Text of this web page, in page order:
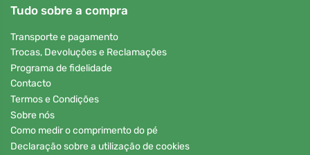
Tudo sobre a compra
Transporte e pagamento
Trocas, Devoluções e Reclamações
Programa de fidelidade
Contacto
Termos e Condições
Sobre nós
Como medir o comprimento do pé
Declaração sobre a utilização de cookies